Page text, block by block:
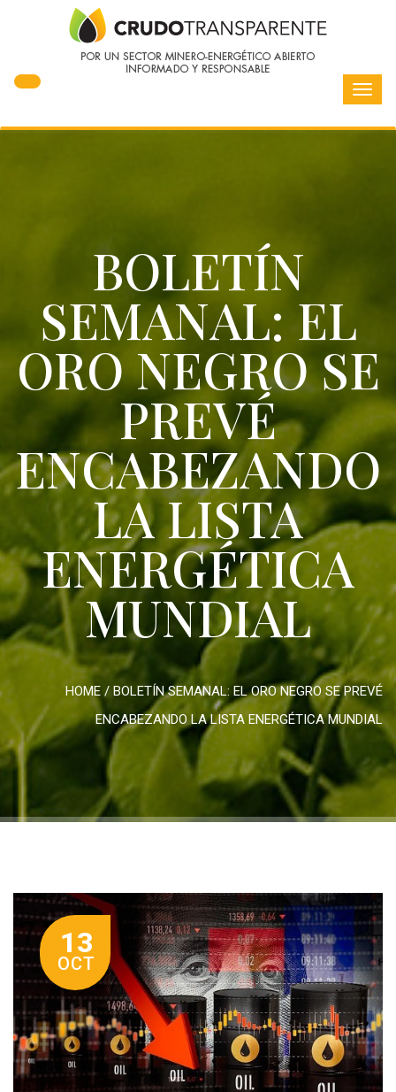
BOLETÍN
SEMANAL: EL
ORO NEGRO SE
PREVÉ
ENCABEZANDO
LA LISTA
ENERGÉTICA
MUNDIAL
HOME / BOLETÍN SEMANAL: EL ORO NEGRO SE PREVÉ
ENCABEZANDO LA LISTA ENERGÉTICA MUNDIAL
13
OCT